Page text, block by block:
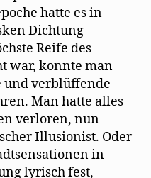
hatte es in
Dichtung
Reife des
war, konnte man
und verblüffende
Man hatte alles
verloren, nun
Illusionist. Oder
in
lyrisch fest,